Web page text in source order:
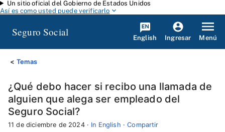
Saltar al contenido principal
Un sitio oficial del Gobierno de Estados Unidos
Así es como usted puede verificarlo
Seguro Social English Ingresar Menú
Temas
¿Qué debo hacer si recibo una llamada de
alguien que alega ser empleado del
Seguro Social?
11 de diciembre de 2024· In English ·Compartir